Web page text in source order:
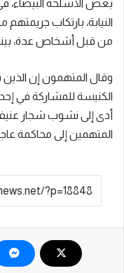
بعض الأسلحة البيضاء،
النيابة، بارتكاب
من قبل أشخاص عدة،
وقال المتهمون إن
الكنيسة للمشاركة في
أدى إلى نشوب شجار عنيف
المتهمين إلى محاكمة